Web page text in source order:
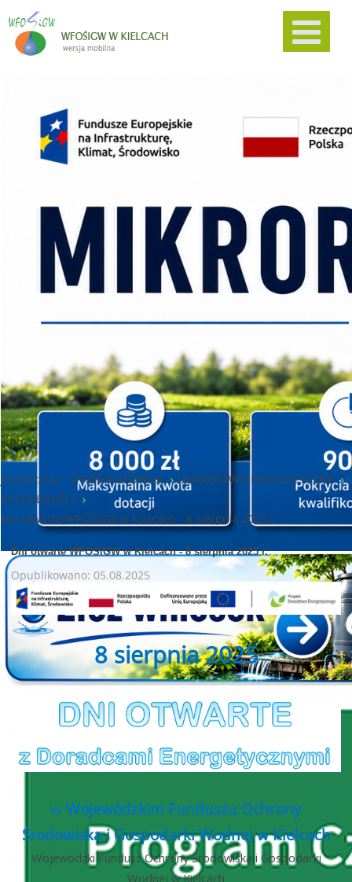
Jesteś tutaj: STRONA GŁÓWNA
DORADZTWO ENERGETYCZNE
AKTUALNOŚCI
Dni otwarte WFOŚiGW w Kielcach - 8 sierpnia 2025 r.
Dni otwarte WFOŚiGW w Kielcach - 8 sierpnia 2025 r.
Opublikowano: 05.08.2025
8 sierpnia 2025
w Wojewódzkim Funduszu Ochrony
Środowiska i Gospodarki Wodnej w Kielcach
Wojewódzki Fundusz Ochrony Środowiska i Gospodarki
Wodnej w Kielcach